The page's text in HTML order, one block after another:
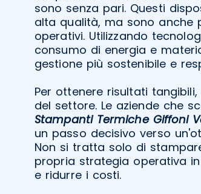
sono senza pari. Questi
alta qualità, ma sono anche
operativi. Utilizzando
consumo di energia e
gestione più sostenibile e
Per ottenere risultati
del settore. Le aziende che
Stampanti Termiche Giffoni
un passo decisivo verso
Non si tratta solo di
propria strategia operativa
e ridurre i costi.